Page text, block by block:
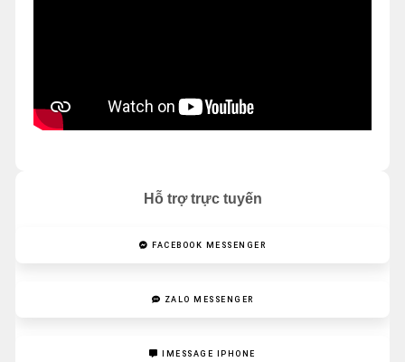
Hỗ trợ trực tuyến
FACEBOOK MESSENGER
ZALO MESSENGER
IMESSAGE IPHONE